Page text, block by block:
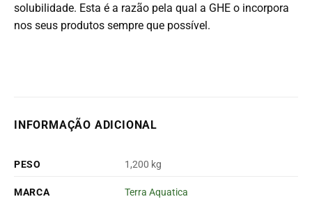
solubilidade. Esta é a razão pela qual a GHE o incorpora
nos seus produtos sempre que possível.
INFORMAÇÃO ADICIONAL
PESO 1,200 kg
MARCA Terra Aquatica